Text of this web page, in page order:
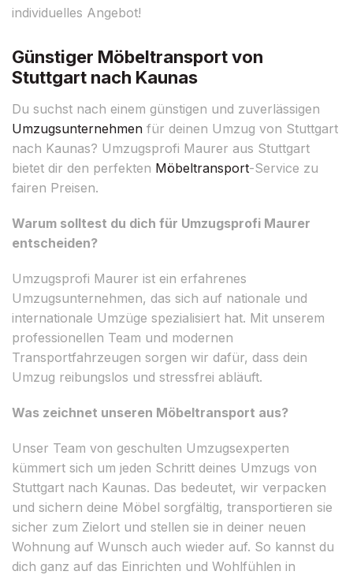
individuelles Angebot!
Günstiger Möbeltransport von
Stuttgart nach Kaunas
Du suchst nach einem günstigen und zuverlässigen
Umzugsunternehmen für deinen Umzug von Stuttgart
nach Kaunas? Umzugsprofi Maurer aus Stuttgart
bietet dir den perfekten Möbeltransport-Service zu
fairen Preisen.
Warum solltest du dich für Umzugsprofi Maurer
entscheiden?
Umzugsprofi Maurer ist ein erfahrenes
Umzugsunternehmen, das sich auf nationale und
internationale Umzüge spezialisiert hat. Mit unserem
professionellen Team und modernen
Transportfahrzeugen sorgen wir dafür, dass dein
Umzug reibungslos und stressfrei abläuft.
Was zeichnet unseren Möbeltransport aus?
Unser Team von geschulten Umzugsexperten
kümmert sich um jeden Schritt deines Umzugs von
Stuttgart nach Kaunas. Das bedeutet, wir verpacken
und sichern deine Möbel sorgfältig, transportieren sie
sicher zum Zielort und stellen sie in deiner neuen
Wohnung auf Wunsch auch wieder auf. So kannst du
dich ganz auf das Einrichten und Wohlfühlen in